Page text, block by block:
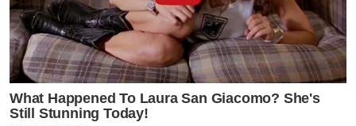
What Happened To Laura San Giacomo? She's
Still Stunning Today!